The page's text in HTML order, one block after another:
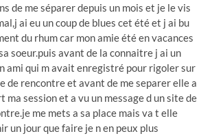
de me séparer depuis un mois et je le vis
ai eu un coup de blues cet été et j ai bu
du rhum car mon amie été en vacances
soeur.puis avant de la connaitre j ai un
ami qui m avait enregistré pour rigoler sur
de rencontre et avant de me separer elle a
ma session et a vu un message d un site de
me mets a sa place mais va t elle
un jour que faire je n en peux plus